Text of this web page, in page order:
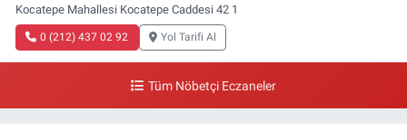
Kocatepe Mahallesi Kocatepe Caddesi 42 1
0 (212) 437 02 92 Yol Tarifi Al
Tüm Nöbetçi Eczaneler